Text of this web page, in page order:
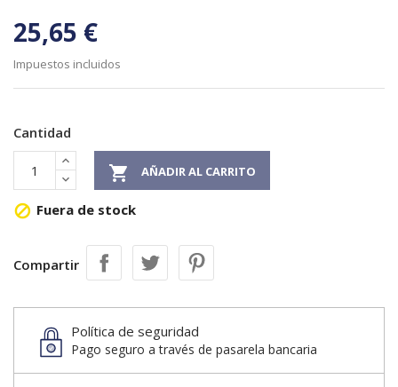
25,65 €
Impuestos incluidos
Cantidad
 AÑADIR AL CARRITO
 Fuera de stock
Compartir
Política de seguridad
Pago seguro a través de pasarela bancaria